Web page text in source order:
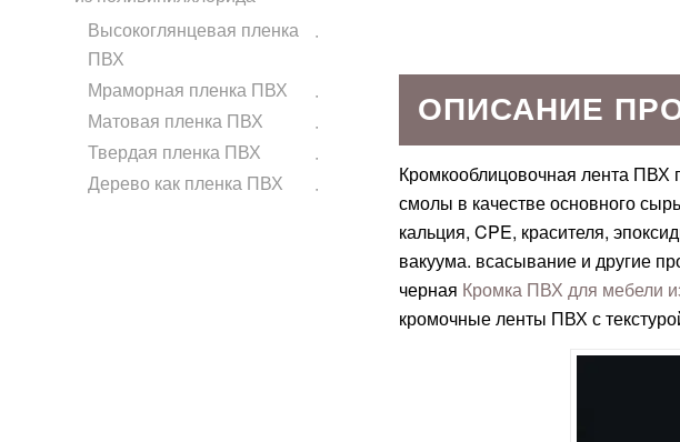
ОПИСАНИЕ
Кромкооблицовочная лента ПВХ
смолы в качестве основного
кальция, CPE, красителя,
вакуума. всасывание и другие
черная Кромка ПВХ для мебели
кромочные ленты ПВХ с
Высокоглянцевая пленка
ПВХ
Мраморная пленка ПВХ
Матовая пленка ПВХ
Твердая пленка ПВХ
Дерево как пленка ПВХ